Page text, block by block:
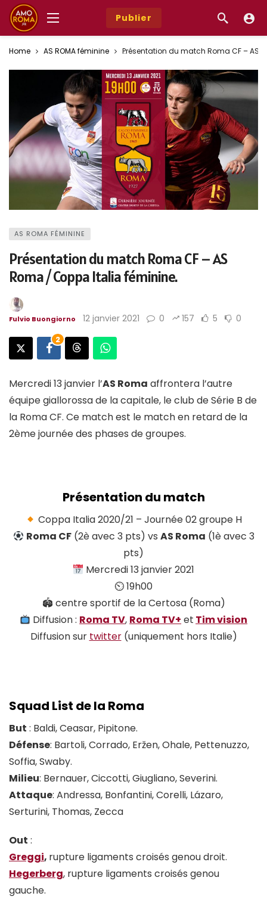
Publier
Home AS ROMA féminine Présentation du match Roma CF – AS
AS ROMA FÉMININE
Présentation du match Roma CF – AS
Roma / Coppa Italia féminine.
Fulvio Buongiorno 12 janvier 2021 0 157 5 0
2
Mercredi 13 janvier l’AS Roma affrontera l’autre
équipe giallorossa de la capitale, le club de Série B de
la Roma CF. Ce match est le match en retard de la
2ème journée des phases de groupes.
Présentation du match
Coppa Italia 2020/21 – Journée 02 groupe H
Roma CF(2è avec 3 pts) vs AS Roma (1è avec 3
pts)
Mercredi 13 janvier 2021
⏲ 19h00
🏟 centre sportif de la Certosa (Roma)
Diffusion : Roma TV, Roma TV+ et Tim vision
Diffusion sur twitter(uniquement hors Italie)
Squad List de la Roma
But : Baldi, Ceasar, Pipitone.
Défense: Bartoli, Corrado, Eržen, Ohale, Pettenuzzo,
Soffia, Swaby.
Milieu: Bernauer, Ciccotti, Giugliano, Severini.
Attaque: Andressa, Bonfantini, Corelli, Lázaro,
Serturini, Thomas, Zecca
Out :
Greggi, rupture ligaments croisés genou droit.
Hegerberg, rupture ligaments croisés genou
gauche.